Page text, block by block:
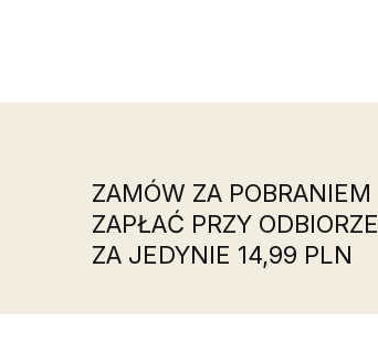
ZAMÓW ZA POBRANIEM
ZAPŁAĆ PRZY ODBIORZE
ZA JEDYNIE 14,99 PLN